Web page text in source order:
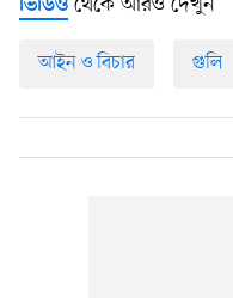
ভিডিও
আইন ও বিচার গুলি